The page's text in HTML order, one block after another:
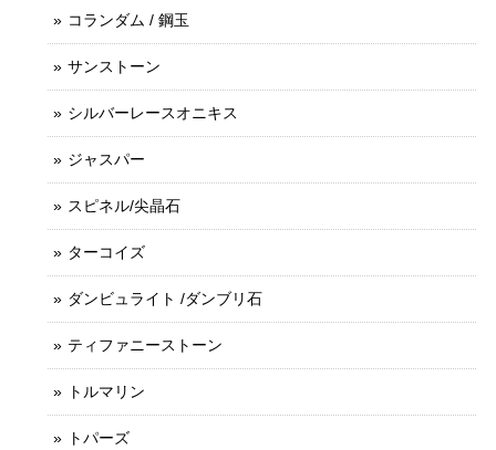
コランダム / 鋼玉
サンストーン
シルバーレースオニキス
ジャスパー
スピネル/尖晶石
ターコイズ
ダンビュライト /ダンブリ石
ティファニーストーン
トルマリン
トパーズ